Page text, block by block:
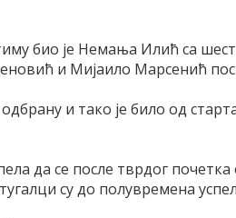
био је Немања Илић са
и Мијаило Марсенић
одбрану и тако је било од
да се после тврдог
су до полувремена